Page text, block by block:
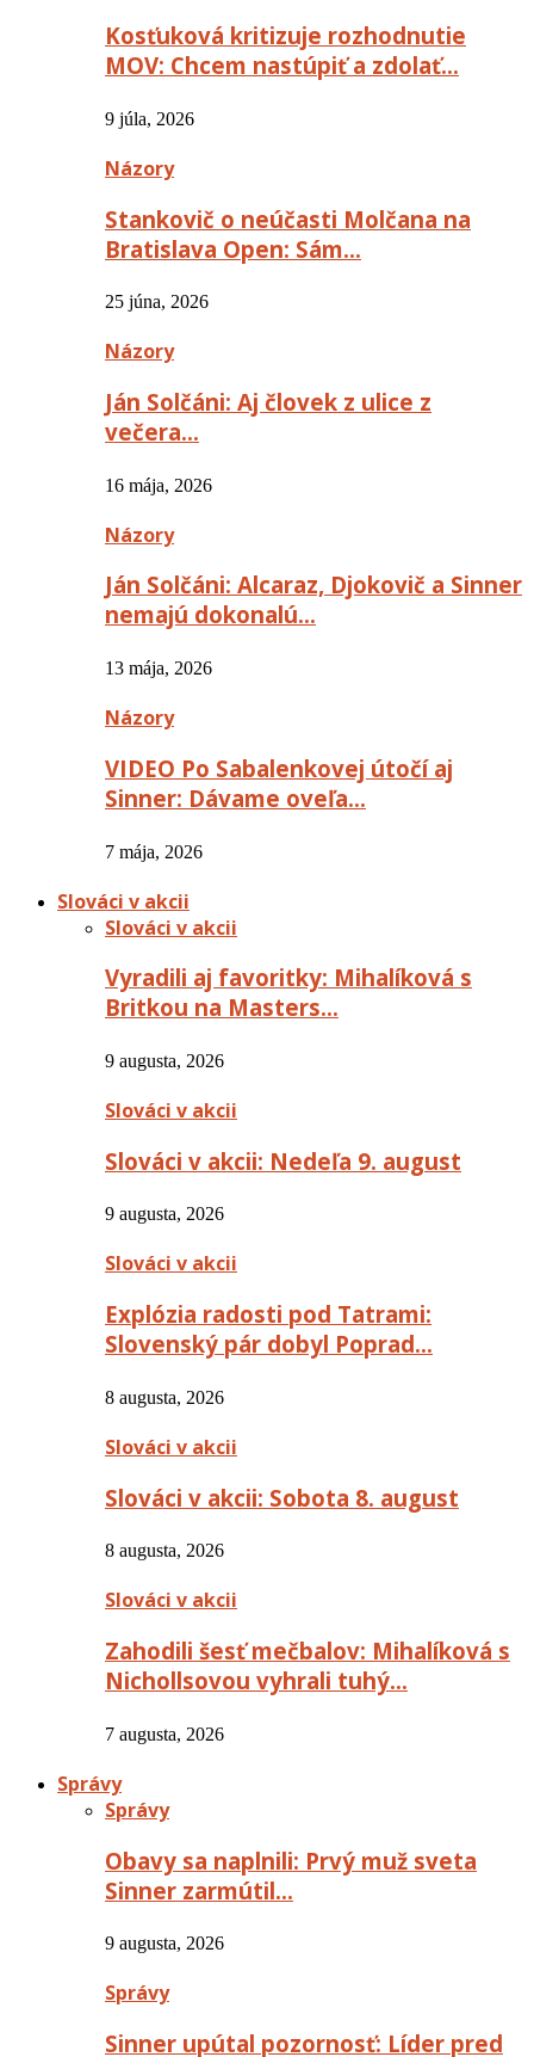
Kosťuková kritizuje rozhodnutie
MOV: Chcem nastúpiť a zdolať…
9 júla, 2026
Názory
Stankovič o neúčasti Molčana na
Bratislava Open: Sám…
25 júna, 2026
Názory
Ján Solčáni: Aj človek z ulice z
večera…
16 mája, 2026
Názory
Ján Solčáni: Alcaraz, Djokovič a Sinner
nemajú dokonalú…
13 mája, 2026
Názory
VIDEO Po Sabalenkovej útočí aj
Sinner: Dávame oveľa…
7 mája, 2026
Slováci v akcii
Slováci v akcii
Vyradili aj favoritky: Mihalíková s
Britkou na Masters…
9 augusta, 2026
Slováci v akcii
Slováci v akcii: Nedeľa 9. august
9 augusta, 2026
Slováci v akcii
Explózia radosti pod Tatrami:
Slovenský pár dobyl Poprad…
8 augusta, 2026
Slováci v akcii
Slováci v akcii: Sobota 8. august
8 augusta, 2026
Slováci v akcii
Zahodili šesť mečbalov: Mihalíková s
Nichollsovou vyhrali tuhý…
7 augusta, 2026
Správy
Správy
Obavy sa naplnili: Prvý muž sveta
Sinner zarmútil…
9 augusta, 2026
Správy
Sinner upútal pozornosť: Líder pred